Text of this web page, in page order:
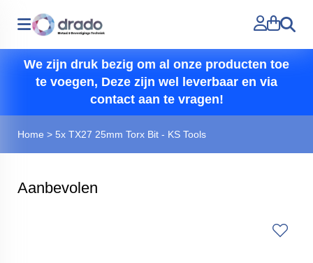
Zoeken
We zijn druk bezig om al onze producten toe
te voegen, Deze zijn wel leverbaar en via
contact aan te vragen!
Home > 5x TX27 25mm Torx Bit - KS Tools
Aanbevolen